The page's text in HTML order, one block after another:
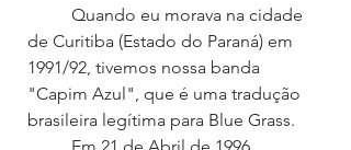
de Curitiba (Estado do Paraná) em
1991/92, tivemos nossa banda
"Capim Azul", que é uma tradução
brasileira legítima para Blue Grass.